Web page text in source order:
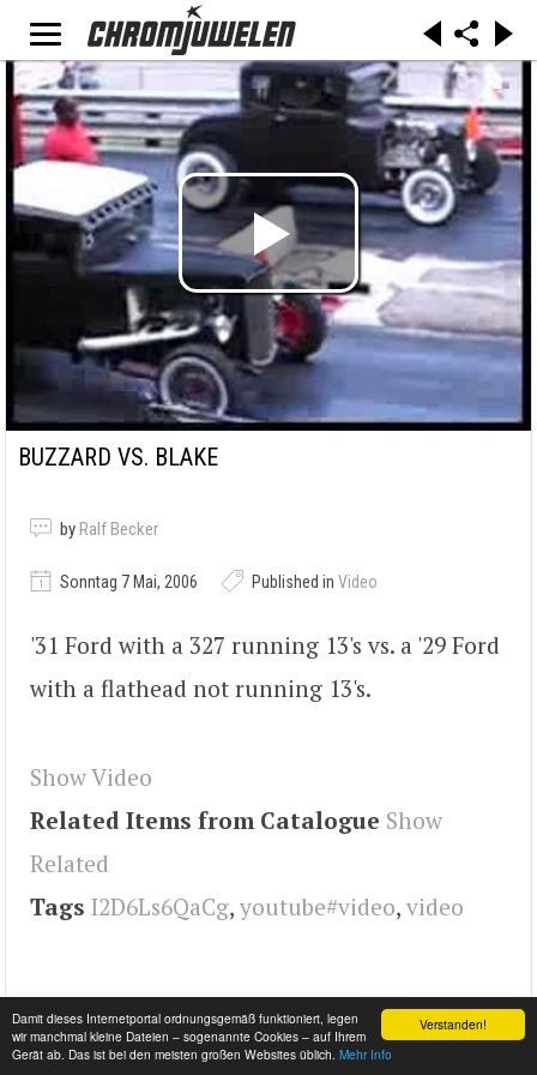
Verstanden!
Damit dieses Internetportal ordnungsgemäß funktioniert, legen
wir manchmal kleine Dateien – sogenannte Cookies – auf Ihrem
Gerät ab. Das ist bei den meisten großen Websites üblich. Mehr Info
BUZZARD VS. BLAKE
by Ralf Becker
Sonntag 7 Mai, 2006 Published in Video
'31 Ford with a 327 running 13's vs. a '29 Ford
with a flathead not running 13's.
Show Video
Related Items from Catalogue Show
Related
Tags I2D6Ls6QaCg, youtube#video, video